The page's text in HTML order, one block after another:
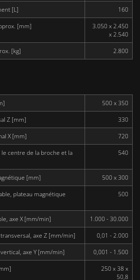
[L] 160
[mm]
3.050 x 2.450
x 2.540
[kg] 2.800
500 x 350
Z [mm] 330
X [mm] 720
centre de la broche et la
540
[mm] 500 x 300
plateau magnétique
500
axe X [mm/min] 1.000 - 30.000
axe Z [mm/min] 0,01 - 2.000
axe Y [mm/min] 0,001 - 1.500
250 x 38 x
50,8